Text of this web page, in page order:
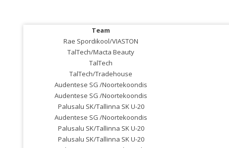
Team
Rae Spordikool/VIASTON
TalTech/Macta Beauty
TalTech
TalTech/Tradehouse
Audentese SG /Noortekoondis
Audentese SG /Noortekoondis
Palusalu SK/Tallinna SK U-20
Audentese SG /Noortekoondis
Palusalu SK/Tallinna SK U-20
Palusalu SK/Tallinna SK U-20